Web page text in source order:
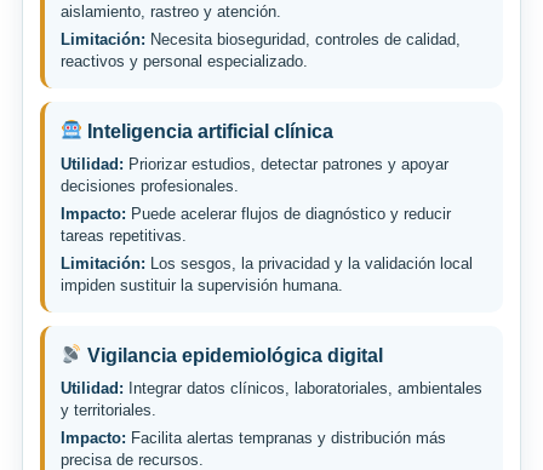
aislamiento, rastreo y atención.
Limitación: Necesita bioseguridad, controles de calidad,
reactivos y personal especializado.
Inteligencia artificial clínica
Utilidad: Priorizar estudios, detectar patrones y apoyar
decisiones profesionales.
Impacto: Puede acelerar flujos de diagnóstico y reducir
tareas repetitivas.
Limitación: Los sesgos, la privacidad y la validación local
impiden sustituir la supervisión humana.
Vigilancia epidemiológica digital
Utilidad: Integrar datos clínicos, laboratoriales, ambientales
y territoriales.
Impacto: Facilita alertas tempranas y distribución más
precisa de recursos.